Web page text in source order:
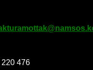
220 476